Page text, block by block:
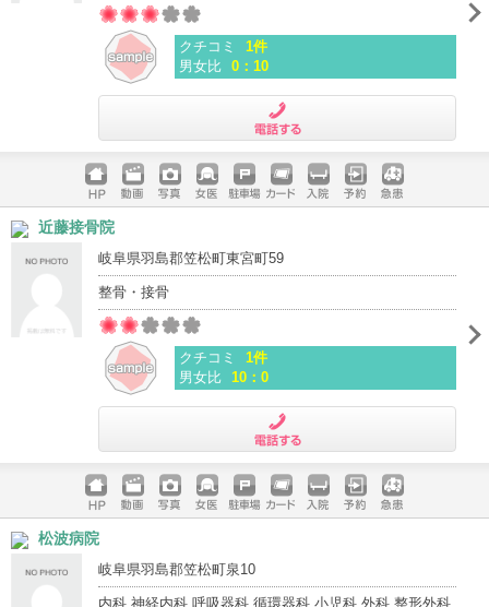
クチコミ
1件
男女比 0：10
ホームペ
ージ
動画 写真 女医 駐車場
クレジッ
入院 予約 急患
近藤接骨院
岐阜県羽島郡笠松町東宮町59
整骨・接骨
クチコミ
1件
男女比
10：0
ホームペ
ージ
動画 写真 女医 駐車場
クレジッ
入院 予約 急患
松波病院
岐阜県羽島郡笠松町泉10
内科 神経内科 呼吸器科 循環器科 小児科 外科 整形外科